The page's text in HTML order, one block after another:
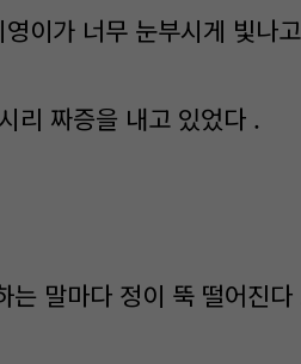
이가 너무 눈부시게 빛나
리 짜증을 내고 있었다 .
는 말마다 정이 뚝 떨어진다